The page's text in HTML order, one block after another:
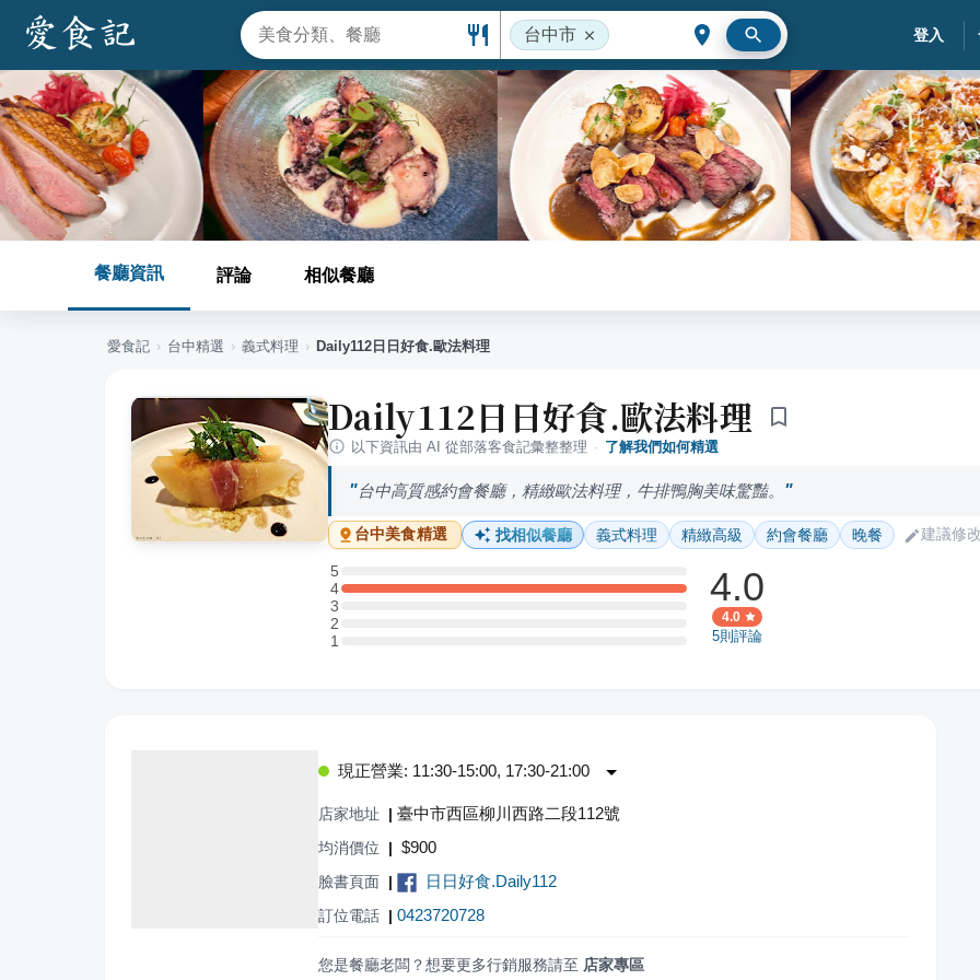
台中市 登入
餐廳資訊 評論 相似餐廳
愛食記 › 台中精選 › 義式料理 › Daily112日日好食.歐法料理
Daily112日日好食.歐法料理
以下資訊由 AI 從部落客食記彙整整理 · 了解我們如何精選
台中高質感約會餐廳，精緻歐法料理，牛排鴨胸美味驚豔。
台中美食精選 找相似餐廳 義式料理 精緻高級 約會餐廳 晚餐 建議修
5
5 星：0 則評論
4
4 星：2 則評論
3
3 星：0 則評論
2
2 星：0 則評論
11 星：0 則評論
4.0
4.0
5則評論
現正營業: 11:30-15:00, 17:30-21:00
店家地址 | 臺中市西區柳川西路二段112號
均消價位 | $900
臉書頁面 | 日日好食.Daily112
訂位電話 | 0423720728
您是餐廳老闆？想要更多行銷服務請至 店家專區